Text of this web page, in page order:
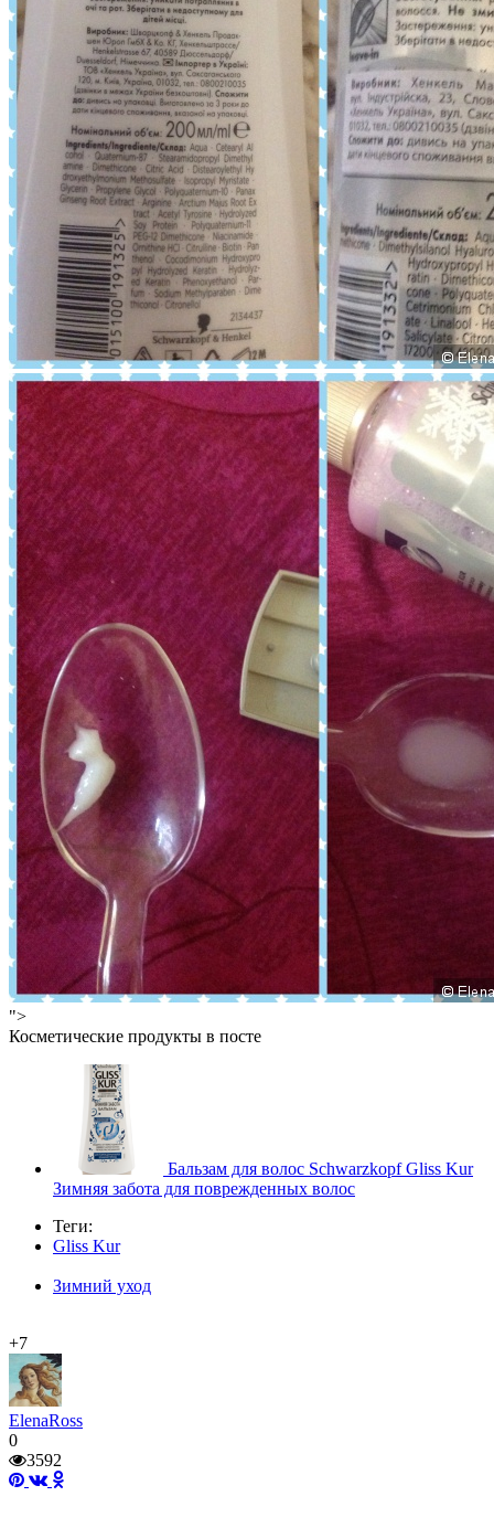
">
Косметические продукты в посте
Бальзам для волос Schwarzkopf Gliss Kur
Зимняя забота для поврежденных волос
Теги:
Gliss Kur
Зимний уход
+7
ElenaRoss
0
3592